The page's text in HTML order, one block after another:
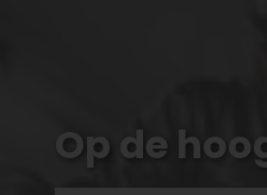
Op de